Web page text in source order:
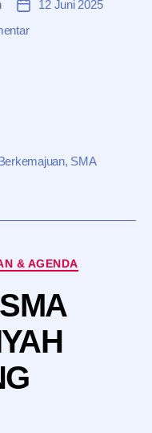
Tanggal
12 Juni 2025
pada
, SMA
& AGENDA